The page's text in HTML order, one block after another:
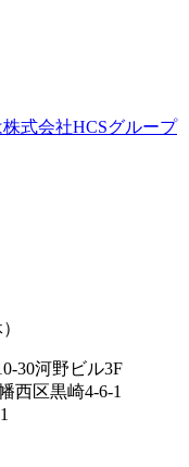
30河野ビル3F
西区黒崎4-6-1